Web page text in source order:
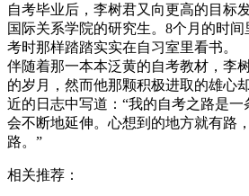
自考毕业后，李树君又向更高的目
国际关系学院的研究生。8个月的时
考时那样踏踏实实在自习室里看书。
伴随着那一本本泛黄的自考教材，李
的岁月，然而他那颗积极进取的雄心
近的日志中写道：“我的自考之路是一
会不断地延伸。心想到的地方就有路
路。”
相关推荐：